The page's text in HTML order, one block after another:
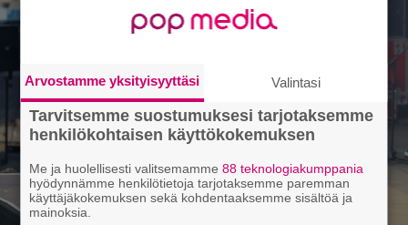
Arvostamme yksityisyyttäsi Valintasi
Tarvitsemme suostumuksesi tarjotaksemme
henkilökohtaisen käyttökokemuksen
Me ja huolellisesti valitsemamme88 teknologiakumppania
hyödynnämme henkilötietoja tarjotaksemme paremman
käyttäjäkokemuksen sekä kohdentaaksemme sisältöä ja
mainoksia.